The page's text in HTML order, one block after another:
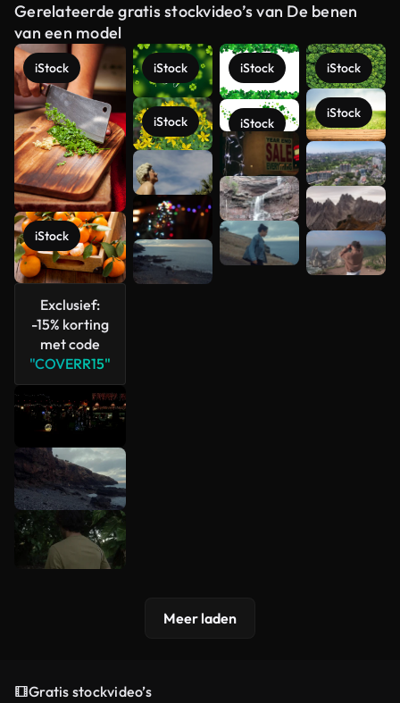
Gerelateerde gratis stockvideo’s van De benen
van een model
iStock
iStock
Exclusief:
-15% korting
met code
"COVERR15"
iStock
iStock
iStock
iStock
iStock
iStock
Meer
bekijken
Meer laden
Gratis stockvideo’s